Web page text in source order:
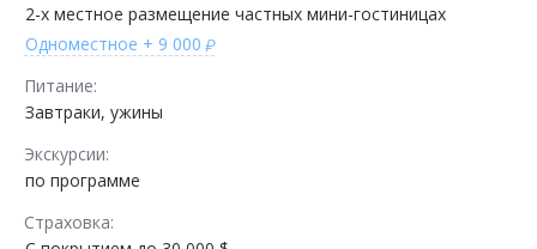
2-х местное размещение частных мини-гостиницах
Одноместное + 9 000
Питание:
Завтраки, ужины
Экскурсии:
по программе
Страховка: